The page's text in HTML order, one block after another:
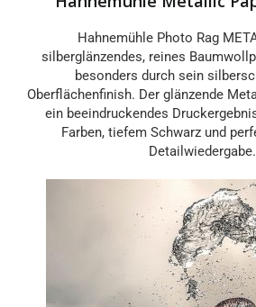
Hahnemühle Photo Rag
silberglänzendes, reines
besonders durch sein
Oberflächenfinish. Der glänzende
ein beeindruckendes
Farben, tiefem Schwarz und
Detailwiedergabe.